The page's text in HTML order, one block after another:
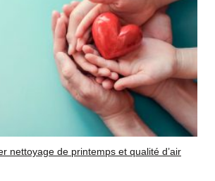
nettoyage de printemps et qualité d’air